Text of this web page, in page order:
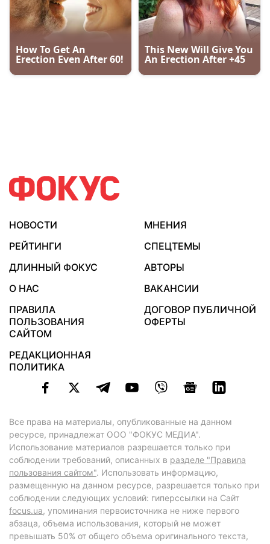
НОВОСТИ
МНЕНИЯ
РЕЙТИНГИ
СПЕЦТЕМЫ
ДЛИННЫЙ ФОКУС
АВТОРЫ
О НАС
ВАКАНСИИ
ПРАВИЛА
ПОЛЬЗОВАНИЯ
САЙТОМ
ДОГОВОР ПУБЛИЧНОЙ
ОФЕРТЫ
РЕДАКЦИОННАЯ
ПОЛИТИКА
Все права на материалы, опубликованные на данном
ресурсе, принадлежат ООО "ФОКУС МЕДИА".
Использование материалов разрешается только при
соблюдении требований, описанных в разделе "Правила
пользования сайтом". Использовать информацию,
размещенную на данном ресурсе, разрешается только при
соблюдении следующих условий: гиперссылки на Сайт
focus.ua, упоминания первоисточника не ниже первого
абзаца, объема использования, который не может
превышать 50% от общего объема оригинального текста,